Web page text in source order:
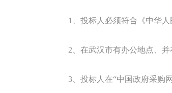
1 、投标人必须符合《中华
2 、在武汉市有办公地点、
3 、投标人在“中国政府采购